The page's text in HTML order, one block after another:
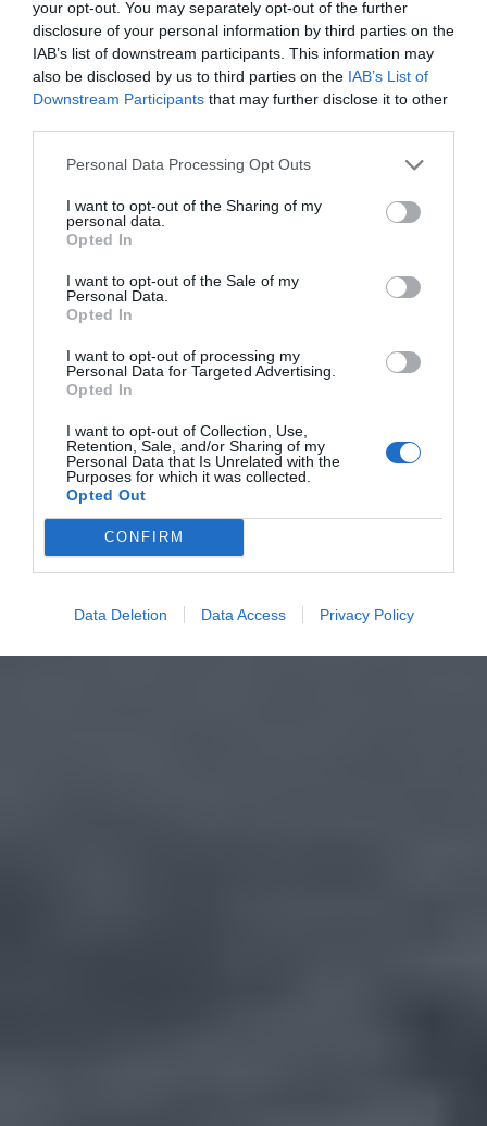
your opt-out. You may separately opt-out of the further
disclosure of your personal information by third parties on the
IAB’s list of downstream participants. This information may
also be disclosed by us to third parties on the IAB’s List of
Downstream Participants that may further disclose it to other
Personal Data Processing Opt Outs
I want to opt-out of the Sharing of my
personal data.
Opted In
I want to opt-out of the Sale of my
Personal Data.
Opted In
I want to opt-out of processing my
Personal Data for Targeted Advertising.
Opted In
I want to opt-out of Collection, Use,
Retention, Sale, and/or Sharing of my
Personal Data that Is Unrelated with the
Purposes for which it was collected.
Opted Out
CONFIRM
Data Deletion Data Access Privacy Policy